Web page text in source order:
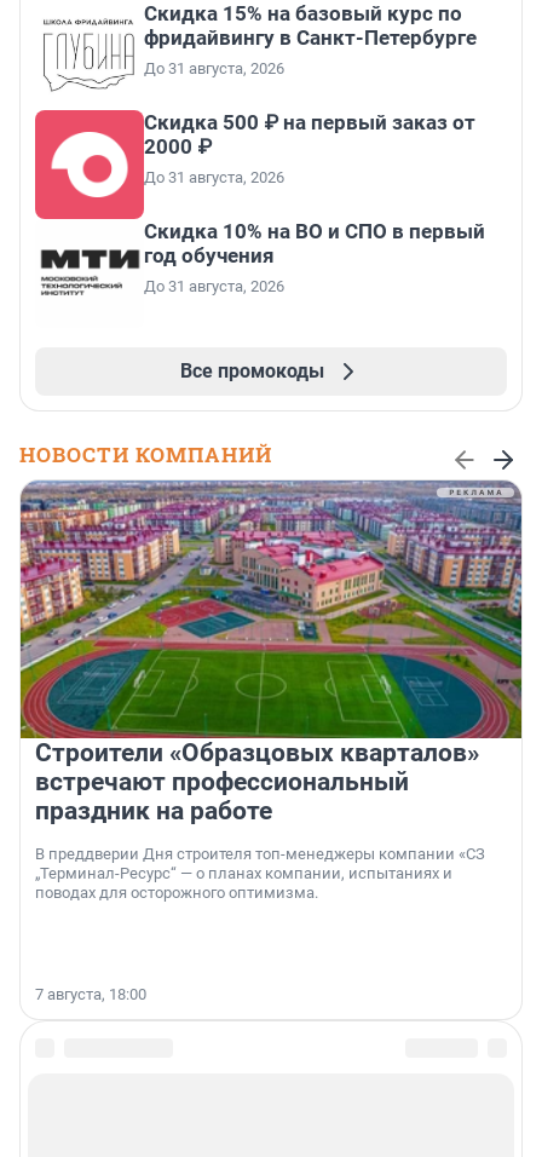
Скидка 15% на базовый курс по
фридайвингу в Санкт-Петербурге
До 31 августа, 2026
Скидка 500 ₽ на первый заказ от
2000 ₽
До 31 августа, 2026
Скидка 10% на ВО и СПО в первый
год обучения
До 31 августа, 2026
Все промокоды
НОВОСТИ КОМПАНИЙ
Строители «Образцовых кварталов»
встречают профессиональный
праздник на работе
В преддверии Дня строителя топ-менеджеры компании «СЗ
„Терминал-Ресурс“ — о планах компании, испытаниях и
поводах для осторожного оптимизма.
7 августа, 18:00